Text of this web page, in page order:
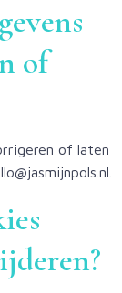
of
of laten